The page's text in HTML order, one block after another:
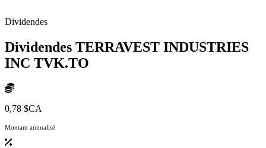
Dividendes
Dividendes TERRAVEST INDUSTRIES
INC TVK.TO
0,78 $CA
Montant annualisé